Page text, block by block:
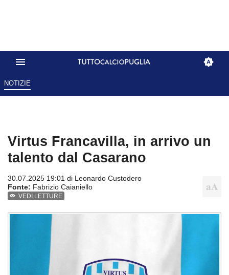
NOTIZIE
Virtus Francavilla, in arrivo un
talento dal Casarano
30.07.2025 19:01 di Leonardo Custodero
Fonte: Fabrizio Caianiello
VEDI LETTURE